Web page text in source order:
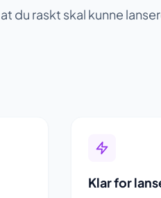
du raskt skal kunne
Klar for